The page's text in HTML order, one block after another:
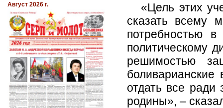
«Цель этих
сказать всему
потребностью
политическому
решимостью
отдать все
родины», –
Август 2026 г.